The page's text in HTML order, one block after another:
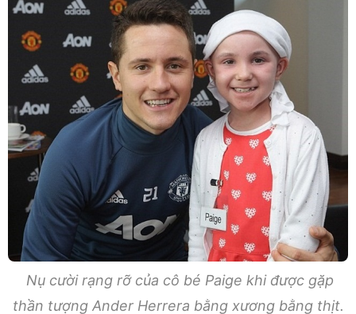
Nụ cười rạng rỡ của cô bé Paige khi được gặp
thần tượng Ander Herrera bằng xương bằng thịt.